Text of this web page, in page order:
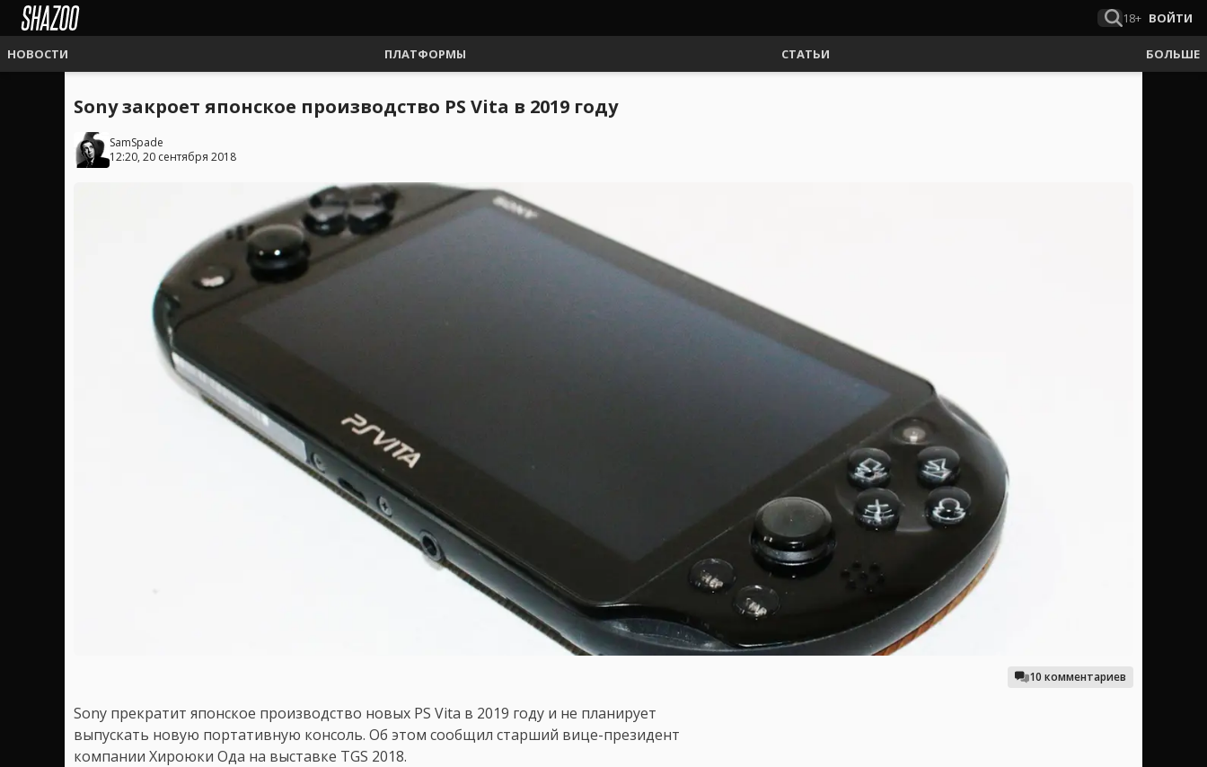
18+ ВОЙТИ
НОВОСТИ ПЛАТФОРМЫ СТАТЬИ БОЛЬШЕ
Sony закроет японское производство PS Vita в 2019 году
SamSpade
12:20, 20 сентября 2018
10 комментариев
Sony прекратит японское производство новых PS Vita в 2019 году и не планирует
выпускать новую портативную консоль. Об этом сообщил старший вице-президент
компании Хироюки Ода на выставке TGS 2018.